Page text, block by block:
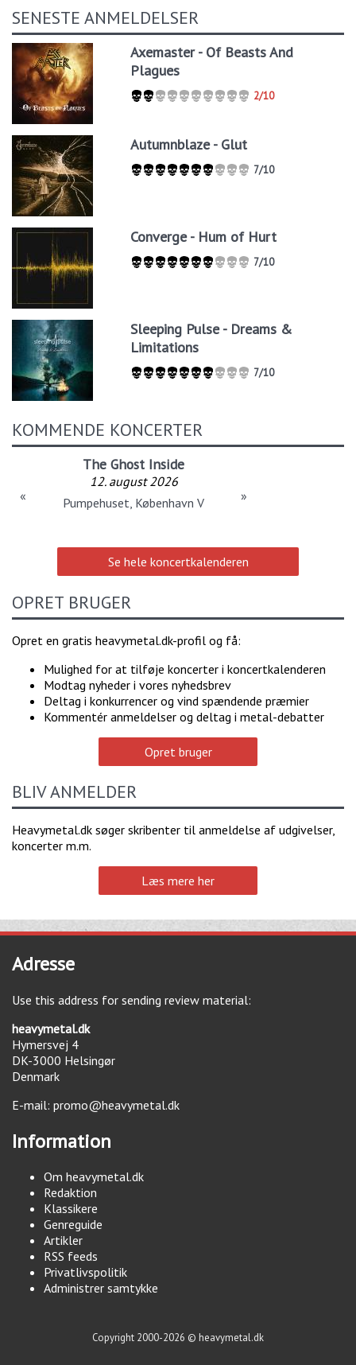
SENESTE ANMELDELSER
Axemaster - Of Beasts And
Plagues
2/10
Autumnblaze - Glut
7/10
Converge - Hum of Hurt
7/10
Sleeping Pulse - Dreams &
Limitations
7/10
KOMMENDE KONCERTER
The Ghost Inside
12. august 2026
Pumpehuset, København V
« »
Se hele koncertkalenderen
OPRET BRUGER
Opret en gratis heavymetal.dk-profil og få:
Mulighed for at tilføje koncerter i koncertkalenderen
Modtag nyheder i vores nyhedsbrev
Deltag i konkurrencer og vind spændende præmier
Kommentér anmeldelser og deltag i metal-debatter
Opret bruger
BLIV ANMELDER
Heavymetal.dk søger skribenter til anmeldelse af udgivelser,
koncerter m.m.
Læs mere her
Adresse
Use this address for sending review material:
heavymetal.dk
Hymersvej 4
DK-3000 Helsingør
Denmark
E-mail: promo@heavymetal.dk
Information
Om heavymetal.dk
Redaktion
Klassikere
Genreguide
Artikler
RSS feeds
Privatlivspolitik
Administrer samtykke
Copyright 2000-2026 © heavymetal.dk